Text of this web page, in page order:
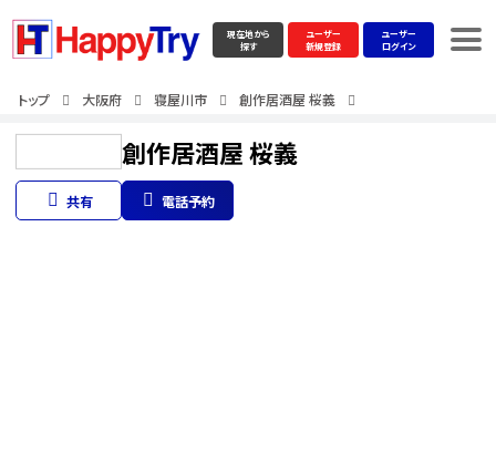
現在地から
探す
ユーザー
新規登録
ユーザー
ログイン
トップ 大阪府 寝屋川市 創作居酒屋 桜義
創作居酒屋 桜義
共有 電話予約